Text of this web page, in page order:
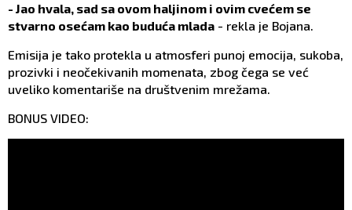
- Jao hvala, sad sa ovom haljinom i ovim cvećem se
stvarno osećam kao buduća mlada - rekla je Bojana.
Emisija je tako protekla u atmosferi punoj emocija, sukoba,
prozivki i neočekivanih momenata, zbog čega se već
uveliko komentariše na društvenim mrežama.
BONUS VIDEO: